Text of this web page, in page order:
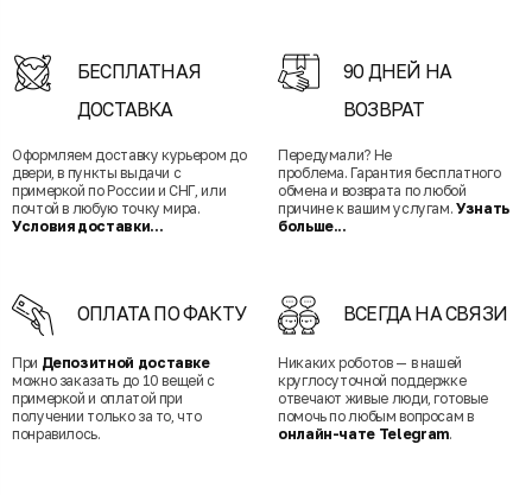
БЕСПЛАТНАЯ
ДОСТАВКА
Оформляем доставку курьером до
двери, в пункты выдачи с
примеркой по России и СНГ, или
почтой в любую точку мира.
Условия доставки...
90 ДНЕЙ НА
ВОЗВРАТ
Передумали? Не
проблема. Гарантия бесплатного
обмена и возврата по любой
причине к вашим услугам. Узнать
больше...
ОПЛАТА ПО ФАКТУ
При Депозитной доставке
можно заказать до 10 вещей с
примеркой и оплатой при
получении только за то, что
понравилось.
ВСЕГДА НА СВЯЗИ
Никаких роботов — в нашей
круглосуточной поддержке
отвечают живые люди, готовые
помочь по любым вопросам в
онлайн-чате Telegram.